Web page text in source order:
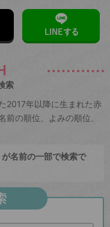
LINEする
索
2017年以降に生まれた赤
の順位、よみの順位、
名前の一部で検索で